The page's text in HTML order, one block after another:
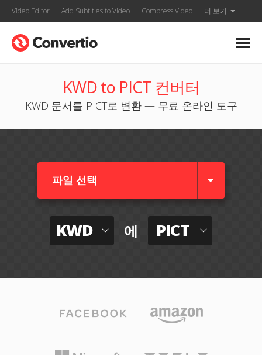
Video Editor Add Subtitles to Video Compress Video 더 보기
KWD to PICT 컨버터
KWD 문서를 PICT로 변환 — 무료 온라인 도구
파일 선택
KWD 에 PICT